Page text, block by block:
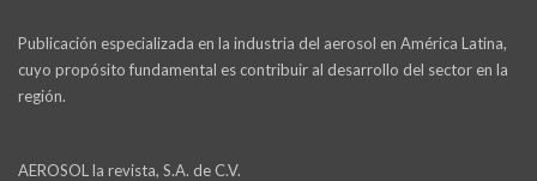
Publicación especializada en la industria del aerosol en América Latina,
cuyo propósito fundamental es contribuir al desarrollo del sector en la
región.
AEROSOL la revista, S.A. de C.V.